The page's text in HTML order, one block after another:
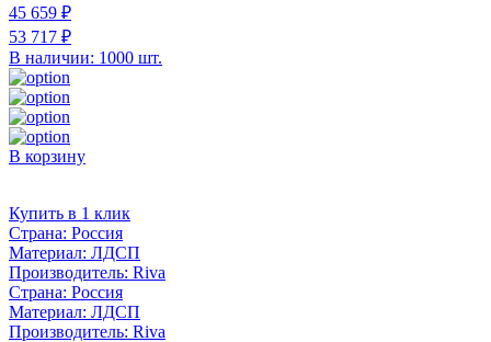
45 659 ₽
53 717 ₽
В наличии: 1000 шт.
В корзину
Купить в 1 клик
Страна: Россия
Материал: ЛДСП
Производитель: Riva
Страна: Россия
Материал: ЛДСП
Производитель: Riva